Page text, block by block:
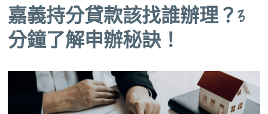
嘉義持分貸款該找誰辦理？3
分鐘了解申辦秘訣！